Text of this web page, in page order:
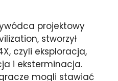
projektowy
stworzył
czyli eksploracja,
i eksterminacja.
mogli stawiać